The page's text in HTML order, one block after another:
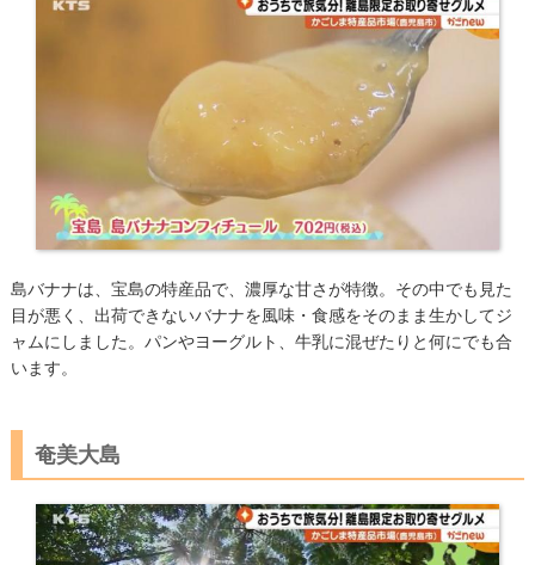
​島バナナは、宝島の特産品で、濃厚な甘さが特徴。その中でも見た
目が悪く、出荷できないバナナを風味・食感をそのまま生かしてジ
ャムにしました。パンやヨーグルト、牛乳に混ぜたりと何にでも合
います。
奄美大島